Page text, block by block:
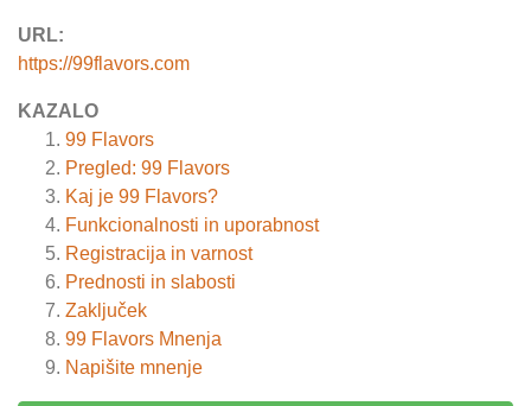
URL:
https://99flavors.com
KAZALO
99 Flavors
Pregled: 99 Flavors
Kaj je 99 Flavors?
Funkcionalnosti in uporabnost
Registracija in varnost
Prednosti in slabosti
Zaključek
99 Flavors Mnenja
Napišite mnenje